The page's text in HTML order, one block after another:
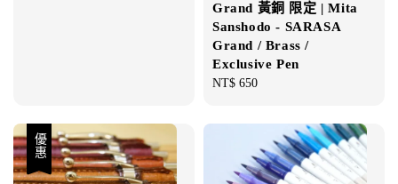
Grand 黃銅 限定 | Mita
Sanshodo - SARASA
Grand / Brass /
Exclusive Pen
Regular
NT$ 650
優惠